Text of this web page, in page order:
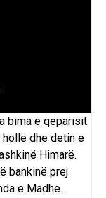
bima e qeparisit.
hollë dhe detin e
Himarë.
bankinë prej
e Madhe.